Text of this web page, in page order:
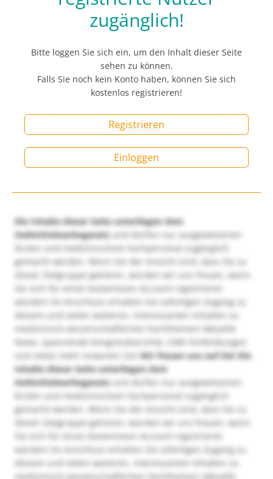
zugänglich!
Bitte loggen Sie sich ein, um den Inhalt dieser Seite
sehen zu können.
Falls Sie noch kein Konto haben, können Sie sich
kostenlos registrieren!
Registrieren
Einloggen
Die Inhalte dieser Seite unterliegen dem
Heilmittelwerbegesetzund dürfen nur ausgewiesenen
Ärzten und medizinischem Fachpersonal zugänglich
gemacht werden. Wenn Sie der Ansicht sind, dass Sie zu
dieser Zielgruppe gehören, würden wir uns freuen, wenn
Sie sich für einen kostenlosen Account registrieren
würden! Im Anschluss erhalten Sie sofortigen Zugang zu
diesem und vielen weiteren, interessanten Inhalten zu
medizinisch-wissenschaftlichen Fachthemen! Aktuelle
News, spannende Kongressberichte, CME-Fortbildungen
und vieles mehr erwarten Sie!Wir freuen uns auf Sie! Die
Inhalte dieser Seite unterliegen dem
Heilmittelwerbegesetzund dürfen nur ausgewiesenen
Ärzten und medizinischem Fachpersonal zugänglich
gemacht werden. Wenn Sie der Ansicht sind, dass Sie zu
dieser Zielgruppe gehören, würden wir uns freuen, wenn
Sie sich für einen kostenlosen Account registrieren
würden! Im Anschluss erhalten Sie sofortigen Zugang zu
diesem und vielen weiteren, interessanten Inhalten zu
medizinisch-wissenschaftlichen Fachthemen! Aktuelle